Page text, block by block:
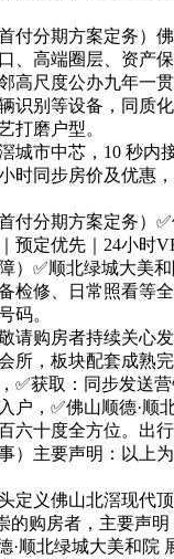
分期方案定务）佛
、高端圈层、资产
高尺度公办九年一
识别等设备，同质
打磨户型。
市中芯，10 秒内接
同步房价及优惠，
分期方案定务）✅
预定优先｜24小时
）✅顺北绿城大美
检修、日常照看等
码。
购房者持续关心发
所，板块配套成熟
✅获取：同步发送
✅佛山顺德·顺北
十度全方位。出行
）主要声明：以上
义佛山北滘现代顶
的购房者，主要声
北绿城大美和院